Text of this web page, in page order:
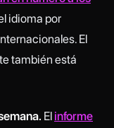
idioma por
El
también está
El informe